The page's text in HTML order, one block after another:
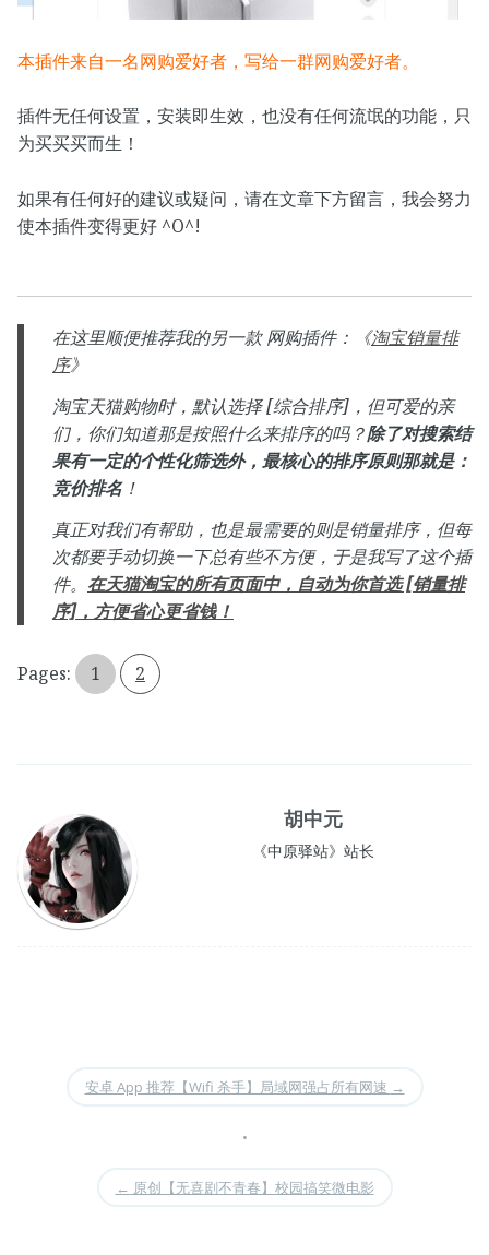
本插件来自一名网购爱好者，写给一群网购爱好者。
插件无任何设置，安装即生效，也没有任何流氓的功能，只
为买买买而生！
如果有任何好的建议或疑问，请在文章下方留言，我会努力
使本插件变得更好 ^O^!
在这里顺便推荐我的另一款 网购插件：《淘宝销量排
序》
淘宝天猫购物时，默认选择 [综合排序]，但可爱的亲
们，你们知道那是按照什么来排序的吗？除了对搜索结
果有一定的个性化筛选外，最核心的排序原则那就是：
竞价排名！
真正对我们有帮助，也是最需要的则是销量排序，但每
次都要手动切换一下总有些不方便，于是我写了这个插
件。 在天猫淘宝的所有页面中，自动为你首选 [销量排
序]，方便省心更省钱！
Pages: 1 2
胡中元
《中原驿站》站长
安卓 App 推荐【Wifi 杀手】局域网强占所有网速 →
•
← 原创【无喜剧不青春】校园搞笑微电影